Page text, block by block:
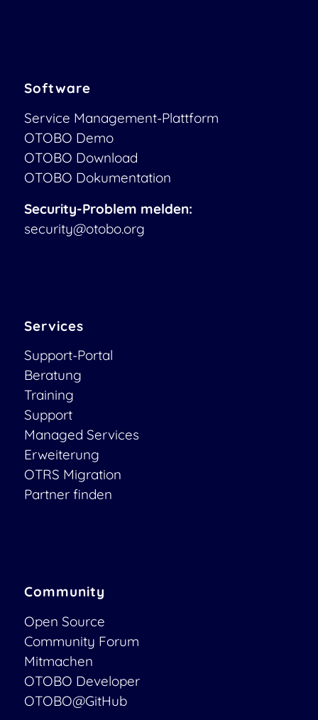
Software
Service Management-Plattform
OTOBO Demo
OTOBO Download
OTOBO Dokumentation
Security-Problem melden:
security@otobo.org
Services
Support-Portal
Beratung
Training
Support
Managed Services
Erweiterung
OTRS Migration
Partner finden
Community
Open Source
Community Forum
Mitmachen
OTOBO Developer
OTOBO@GitHub